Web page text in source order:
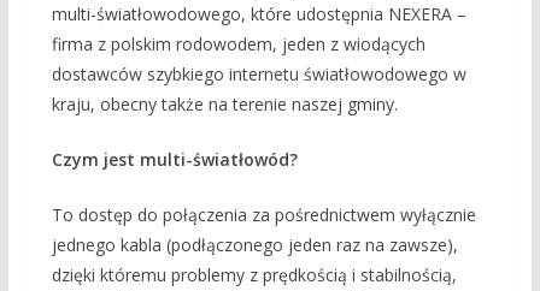
multi-światłowodowego, które udostępnia NEXERA –
firma z polskim rodowodem, jeden z wiodących
dostawców szybkiego internetu światłowodowego w
kraju, obecny także na terenie naszej gminy.
Czym jest multi-światłowód?
To dostęp do połączenia za pośrednictwem wyłącznie
jednego kabla (podłączonego jeden raz na zawsze),
dzięki któremu problemy z prędkością i stabilnością,